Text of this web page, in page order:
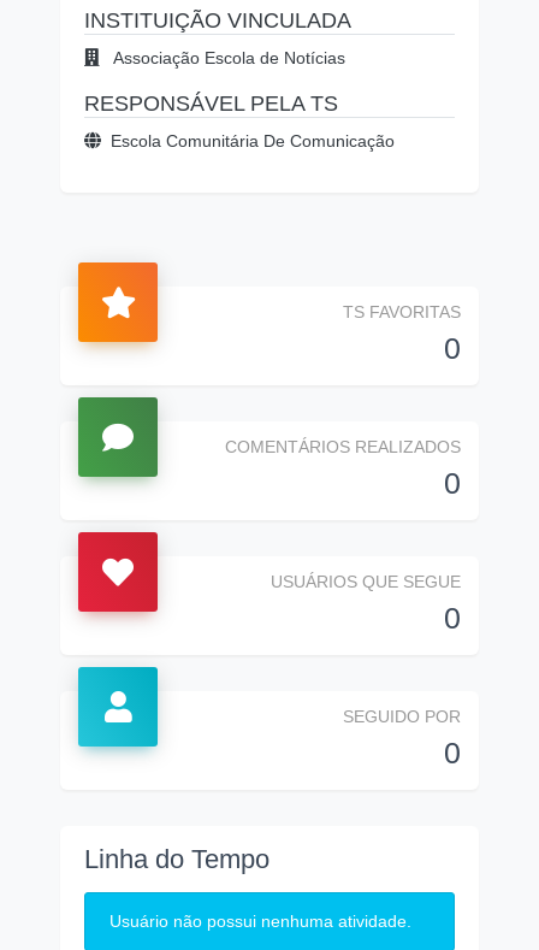
INSTITUIÇÃO VINCULADA
Associação Escola de Notícias
RESPONSÁVEL PELA TS
Escola Comunitária De Comunicação
TS FAVORITAS
0
COMENTÁRIOS REALIZADOS
0
USUÁRIOS QUE SEGUE
0
SEGUIDO POR
0
Linha do Tempo
Usuário não possui nenhuma atividade.